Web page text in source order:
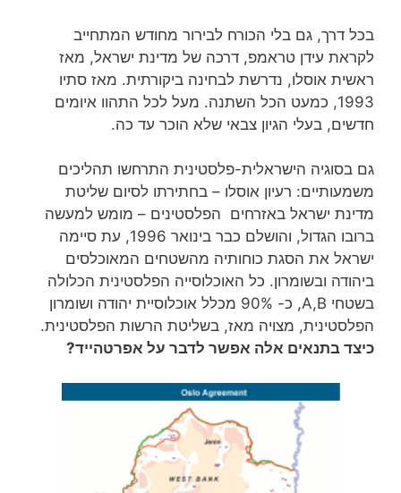
בכל דרך, גם בלי הכורח לבירור מחודש המתחייב
לקראת עידן טראמפ, דרכה של מדינת ישראל, מאז
ראשית אוסלו, נדרשת לבחינה ביקורתית. מאז סתיו
1993, כמעט הכל השתנה. מעל לכל התהוו איומים
חדשים, בעלי הגיון צבאי שלא הוכר עד כה.
גם בסוגיה הישראלית-פלסטינית התרחשו תהליכים
משמעותיים: רעיון אוסלו – בחתירתו לסיום שליטת
מדינת ישראל באזרחים הפלסטינים – מומש למעשה
ברובו הגדול, והושלם כבר בינואר 1996, עת סיימה
ישראל את הסגת כוחותיה מהשטחים המאוכלסים
ביהודה ובשומרון. כל האוכלוסייה הפלסטינית הכלולה
בשטחי A,B, כ- 90% מכלל אוכלוסיית יהודה ושומרון
הפלסטינית, מצויה מאז, בשליטת הרשות הפלסטינית.
כיצד בתנאים אלה אפשר לדבר על אפרטהייד?